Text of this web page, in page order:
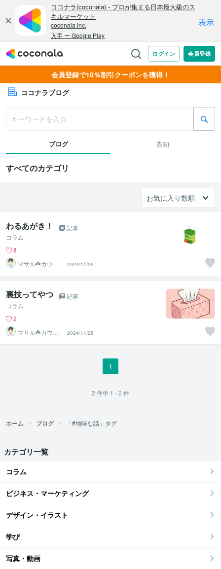
会員登録で10％割引クーポンを獲得！
ココナラブログ
ブログ 告知
すべてのカテゴリ
わるあがき！
記事
コラム
8
マサル☘️カウン
セラー★色々経
験者☆彡
2024/11/29
裏技ってやつ
記事
コラム
2
マサル☘️カウン
セラー★色々経
験者☆彡
2024/11/28
1
2 件中 1 - 2 件
ホーム ブログ 「#地味な話」タグ
カテゴリ一覧
コラム
ビジネス・マーケティング
デザイン・イラスト
学び
写真・動画